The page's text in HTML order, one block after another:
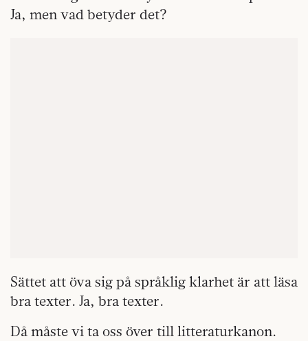
Ja, men vad betyder det?
Sättet att öva sig på språklig klarhet är att läsa
bra texter. Ja, bra texter.
Då måste vi ta oss över till litteraturkanon.